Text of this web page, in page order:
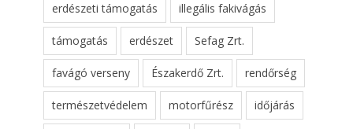
erdészeti támogatás illegális fakivágás
támogatás erdészet Sefag Zrt.
favágó verseny Északerdő Zrt. rendőrség
természetvédelem motorfűrész időjárás